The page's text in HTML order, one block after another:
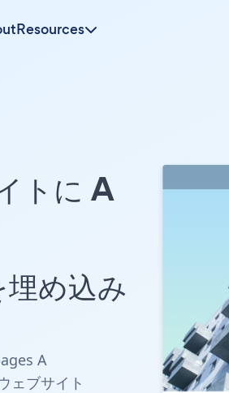
Resources
トに A
め込み
A
ェブサイト